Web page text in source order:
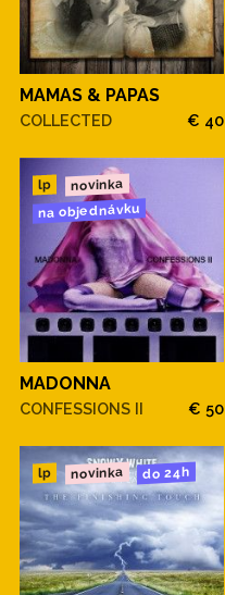
MAMAS & PAPAS
COLLECTED € 40
lp novinka
na objednávku
MADONNA
CONFESSIONS II € 50
lp novinka do 24h